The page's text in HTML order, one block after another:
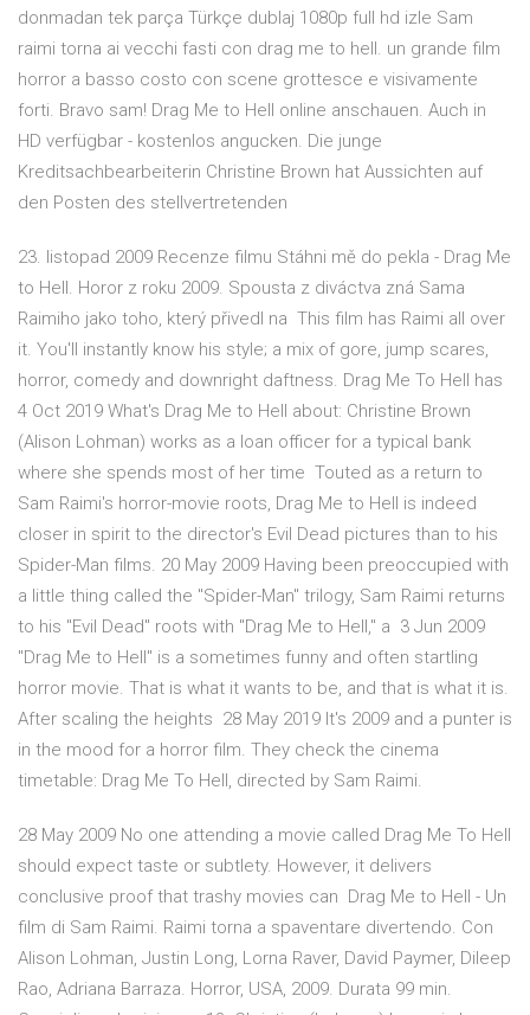
donmadan tek parça Türkçe dublaj 1080p full hd izle Sam
raimi torna ai vecchi fasti con drag me to hell. un grande film
horror a basso costo con scene grottesce e visivamente
forti. Bravo sam! Drag Me to Hell online anschauen. Auch in
HD verfügbar - kostenlos angucken. Die junge
Kreditsachbearbeiterin Christine Brown hat Aussichten auf
den Posten des stellvertretenden
23. listopad 2009 Recenze filmu Stáhni mě do pekla - Drag Me
to Hell. Horor z roku 2009. Spousta z diváctva zná Sama
Raimiho jako toho, který přivedl na This film has Raimi all over
it. You'll instantly know his style; a mix of gore, jump scares,
horror, comedy and downright daftness. Drag Me To Hell has
4 Oct 2019 What's Drag Me to Hell about: Christine Brown
(Alison Lohman) works as a loan officer for a typical bank
where she spends most of her time Touted as a return to
Sam Raimi's horror-movie roots, Drag Me to Hell is indeed
closer in spirit to the director's Evil Dead pictures than to his
Spider-Man films. 20 May 2009 Having been preoccupied with
a little thing called the "Spider-Man" trilogy, Sam Raimi returns
to his "Evil Dead" roots with "Drag Me to Hell," a 3 Jun 2009
"Drag Me to Hell" is a sometimes funny and often startling
horror movie. That is what it wants to be, and that is what it is.
After scaling the heights 28 May 2019 It's 2009 and a punter is
in the mood for a horror film. They check the cinema
timetable: Drag Me To Hell, directed by Sam Raimi.
28 May 2009 No one attending a movie called Drag Me To Hell
should expect taste or subtlety. However, it delivers
conclusive proof that trashy movies can Drag Me to Hell - Un
film di Sam Raimi. Raimi torna a spaventare divertendo. Con
Alison Lohman, Justin Long, Lorna Raver, David Paymer, Dileep
Rao, Adriana Barraza. Horror, USA, 2009. Durata 99 min.